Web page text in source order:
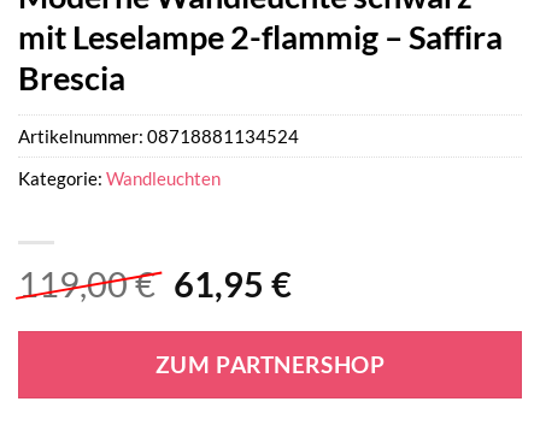
mit Leselampe 2-flammig – Saffira
Brescia
119,00€ Ursprünglicher
war:
119,00 €
61,95 €Aktueller
ist:
61,95 €.
ZUM PARTNERSHOP
Artikelnummer: 08718881134524
Kategorie: Wandleuchten